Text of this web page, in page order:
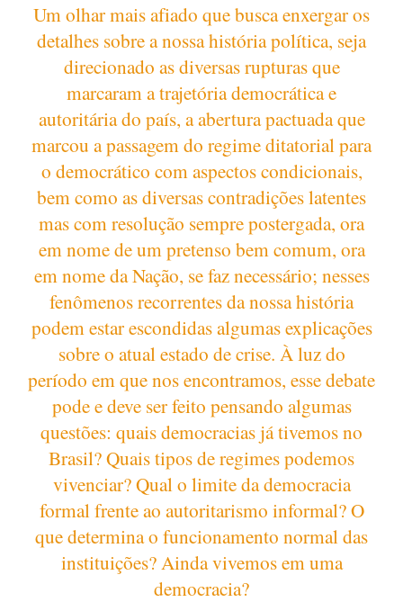
Um olhar mais afiado que busca enxergar os
detalhes sobre a nossa história política, seja
direcionado as diversas rupturas que
marcaram a trajetória democrática e
autoritária do país, a abertura pactuada que
marcou a passagem do regime ditatorial para
o democrático com aspectos condicionais,
bem como as diversas contradições latentes
mas com resolução sempre postergada, ora
em nome de um pretenso bem comum, ora
em nome da Nação, se faz necessário; nesses
fenômenos recorrentes da nossa história
podem estar escondidas algumas explicações
sobre o atual estado de crise. À luz do
período em que nos encontramos, esse debate
pode e deve ser feito pensando algumas
questões: quais democracias já tivemos no
Brasil? Quais tipos de regimes podemos
vivenciar? Qual o limite da democracia
formal frente ao autoritarismo informal? O
que determina o funcionamento normal das
instituições? Ainda vivemos em uma
democracia?